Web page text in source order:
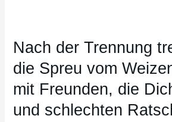
Nach der Trennung
die Spreu vom
mit Freunden, die
und schlechten
Trennung
sich
die
vom